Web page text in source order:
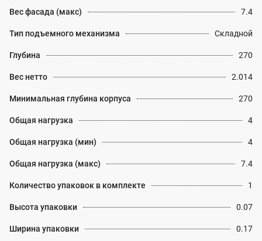
Вес фасада (макс) 7.4
Тип подъемного механизма Складной
Глубина 270
Вес нетто 2.014
Минимальная глубина корпуса 270
Общая нагрузка 4
Общая нагрузка (мин) 4
Общая нагрузка (макс) 7.4
Количество упаковок в комплекте 1
Высота упаковки 0.07
Ширина упаковки 0.17